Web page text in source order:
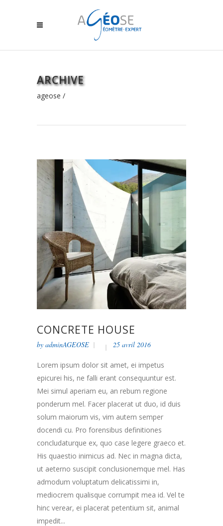
ARCHIVE
ageose /
CONCRETE HOUSE
by adminAGEOSE 25 avril 2016
Lorem ipsum dolor sit amet, ei impetus
epicurei his, ne falli erant consequuntur est.
Mei simul aperiam eu, an rebum regione
ponderum mel. Facer placerat ut duo, id duis
solum maiorum vis, vim autem semper
docendi cu. Pro forensibus definitiones
concludaturque ex, quo case legere graeco et.
His quaestio inimicus ad. Nec in magna dicta,
ut aeterno suscipit conclusionemque mel. Has
admodum voluptatum delicatissimi in,
mediocrem qualisque corrumpit mea id. Vel te
hinc verear, ei placerat petentium sit, animal
impedit...